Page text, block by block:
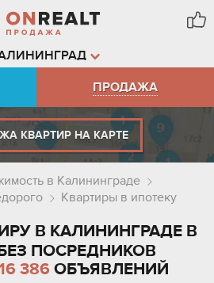
ПРОДАЖА
КВАРТИР НА КАРТЕ
в Калининграде
Квартиры в ипотеку
В КАЛИНИНГРАДЕ В
ПОСРЕДНИКОВ
386 ОБЪЯВЛЕНИЙ